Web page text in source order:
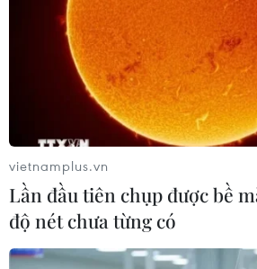
Theo dõi VietnamPlus
TIN LIÊN QUAN
vietnamplus.vn
Lần đầu tiên chụp được bề
độ nét chưa từng có